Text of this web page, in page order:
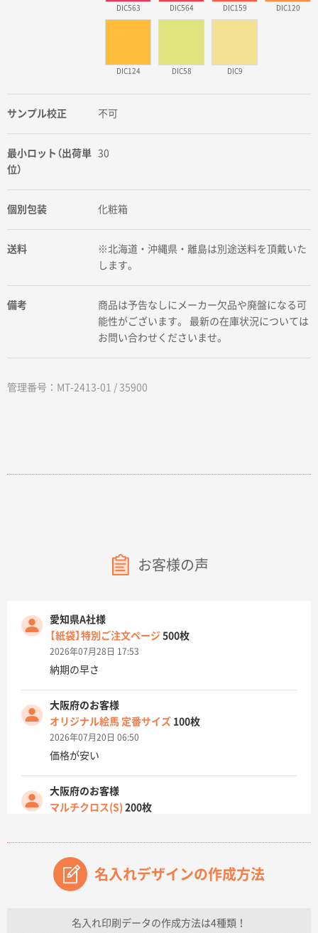
DIC563 DIC564 DIC159 DIC120
DIC124 DIC58 DIC9
サンプル校正 不可
最小ロット（出荷単
位）
30
個別包装 化粧箱
送料
※北海道・沖縄県・離島は別途送料を頂戴いた
します。
備考
商品は予告なしにメーカー欠品や廃盤になる可
能性がございます。 最新の在庫状況については
お問い合わせくださいませ。
管理番号：MT-2413-01 / 35900
お客様の声
愛知県A社様
【紙袋】特別ご注文ページ 500枚
2026年07月28日 17:53
納期の早さ
大阪府のお客様
オリジナル絵馬 定番サイズ 100枚
2026年07月20日 06:50
価格が安い
大阪府のお客様
マルチクロス(S) 200枚
原稿データ流用が可能で価格が妥当なこと
兵庫県のお客様
チケットホルダー ダブルポケット
上記のとおりです。
名入れデザインの作成方法
名入れ印刷データの作成方法は4種類！